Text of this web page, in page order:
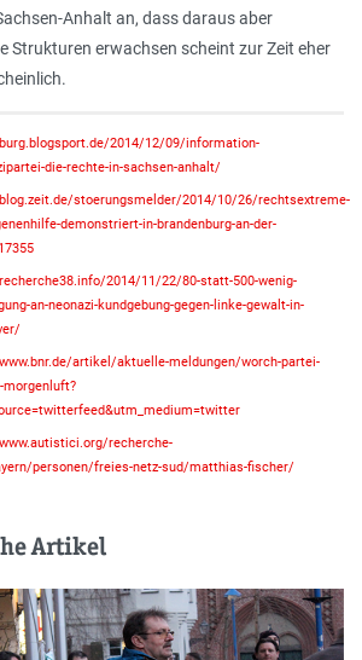
Anhalt an, dass daraus aber
Strukturen erwachsen scheint zur Zeit eher
2014/12/09/information-
die-rechte-in-sachsen-anhalt/
stoerungsmelder/2014/10/26/rechtsextreme-
demonstriert-in-brandenburg-an-der-
2014/11/22/80-statt-500-wenig-
an-neonazi-kundgebung-gegen-linke-gewalt-in-
artikel/aktuelle-meldungen/worch-partei-
recherche-
personen/freies-netz-sud/matthias-fischer/
Artikel